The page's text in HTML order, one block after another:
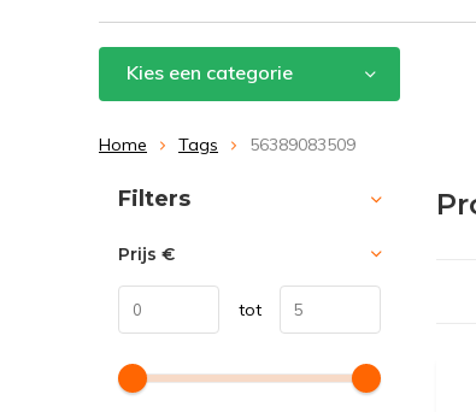
Kies een categorie
Home Tags 56389083509
Sorteren op:
Filters
Prijs €
tot